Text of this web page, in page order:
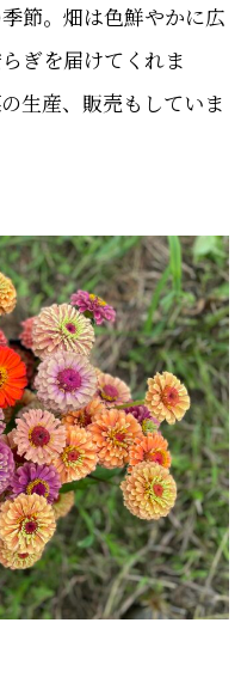
節。畑は色鮮やかに広
ぎを届けてくれま
生産、販売もしていま